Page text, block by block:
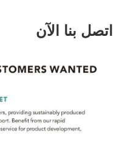
اتصل بنا الآن